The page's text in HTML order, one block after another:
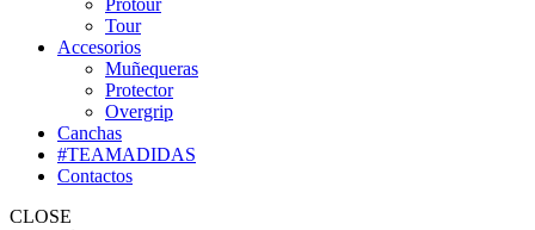
Tour
Accesorios
Muñequeras
Protector
Overgrip
Canchas
#TEAMADIDAS
Contactos
CLOSE